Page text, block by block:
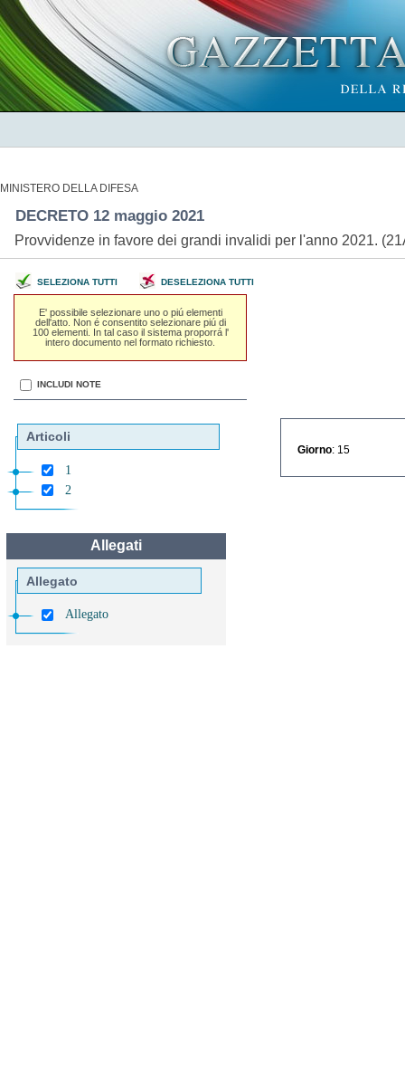
MINISTERO DELLA DIFESA
DECRETO 12 maggio 2021
Provvidenze in favore dei grandi invalidi per l'anno 2021.
SELEZIONA TUTTI DESELEZIONA TUTTI
E' possibile selezionare uno o piú elementi
dell'atto. Non é consentito selezionare piú di
100 elementi. In tal caso il sistema proporrá l'
intero documento nel formato richiesto.
INCLUDI NOTE
Articoli
1
2
Allegati
Allegato
Allegato
Giorno : 15